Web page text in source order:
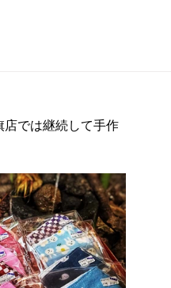
店では継続して手作